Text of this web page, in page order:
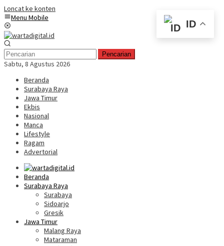
Loncat ke konten
Menu Mobile
Pencarian
Sabtu, 8 Agustus 2026
Beranda
Surabaya Raya
Jawa Timur
Ekbis
Nasional
Manca
Lifestyle
Ragam
Advertorial
Beranda
Surabaya Raya
Surabaya
Sidoarjo
Gresik
Jawa Timur
Malang Raya
Mataraman
ID